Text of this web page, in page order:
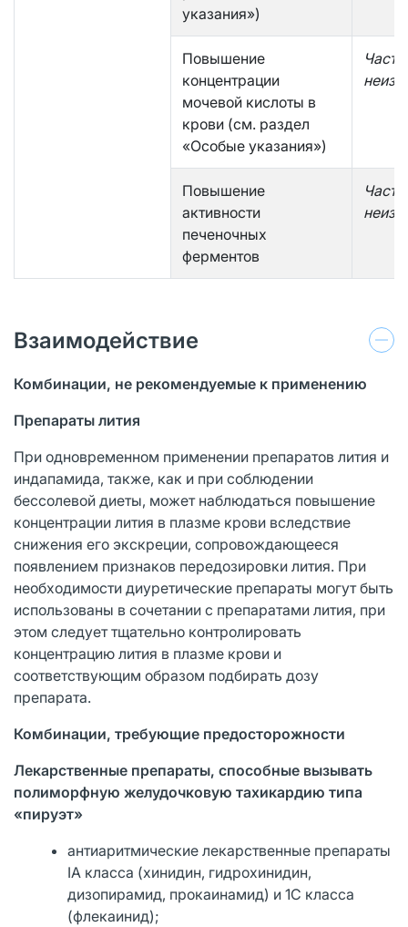
указания»)
Повышение
концентрации
мочевой кислоты в
крови (см. раздел
«Особые указания»)
Повышение
активности
печеночных
ферментов
Взаимодействие
Комбинации, не рекомендуемые к применению
Препараты лития
При одновременном применении препаратов лития и
индапамида, также, как и при соблюдении
бессолевой диеты, может наблюдаться повышение
концентрации лития в плазме крови вследствие
снижения его экскреции, сопровождающееся
появлением признаков передозировки лития. При
необходимости диуретические препараты могут быть
использованы в сочетании с препаратами лития, при
этом следует тщательно контролировать
концентрацию лития в плазме крови и
соответствующим образом подбирать дозу
препарата.
Комбинации, требующие предосторожности
Лекарственные препараты, способные вызывать
полиморфную желудочковую тахикардию типа
«пируэт»
антиаритмические лекарственные препараты
IA класса (хинидин, гидрохинидин,
дизопирамид, прокаинамид) и 1C класса
(флекаинид);